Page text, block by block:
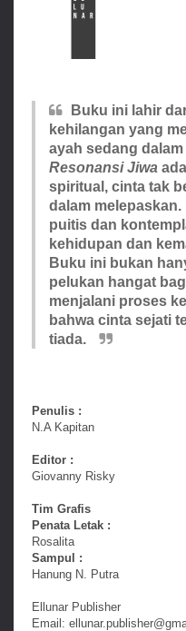
Buku ini lahir
kehilangan yang
ayah sedang
Resonansi Jiwa
spiritual, cinta tak
dalam
puitis dan
kehidupan dan
Buku ini bukan
pelukan hangat
menjalani proses
bahwa cinta sejati
tiada.
Penulis :
N.A Kapitan
Editor :
Giovanny Risky
Tim Grafis
Penata Letak :
Rosalita
Sampul :
Hanung N. Putra
Ellunar Publisher
Email: